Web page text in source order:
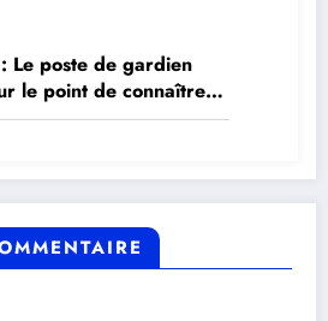
Le poste de gardien
le point de connaître